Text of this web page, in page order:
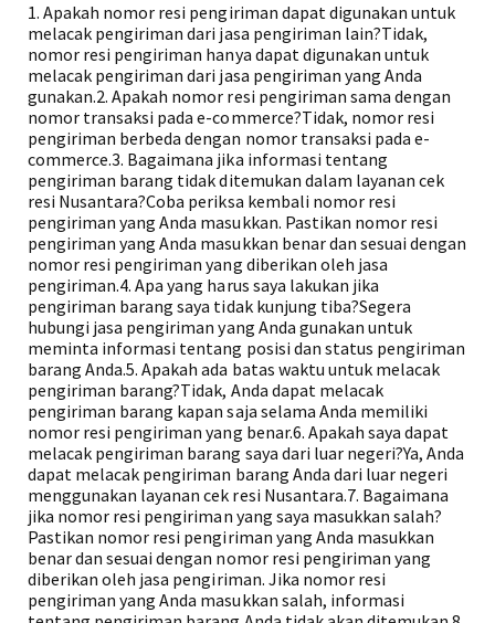
1. Apakah nomor resi pengiriman dapat digunakan untuk
melacak pengiriman dari jasa pengiriman lain?Tidak,
nomor resi pengiriman hanya dapat digunakan untuk
melacak pengiriman dari jasa pengiriman yang Anda
gunakan.2. Apakah nomor resi pengiriman sama dengan
nomor transaksi pada e-commerce?Tidak, nomor resi
pengiriman berbeda dengan nomor transaksi pada e-
commerce.3. Bagaimana jika informasi tentang
pengiriman barang tidak ditemukan dalam layanan cek
resi Nusantara?Coba periksa kembali nomor resi
pengiriman yang Anda masukkan. Pastikan nomor resi
pengiriman yang Anda masukkan benar dan sesuai dengan
nomor resi pengiriman yang diberikan oleh jasa
pengiriman.4. Apa yang harus saya lakukan jika
pengiriman barang saya tidak kunjung tiba?Segera
hubungi jasa pengiriman yang Anda gunakan untuk
meminta informasi tentang posisi dan status pengiriman
barang Anda.5. Apakah ada batas waktu untuk melacak
pengiriman barang?Tidak, Anda dapat melacak
pengiriman barang kapan saja selama Anda memiliki
nomor resi pengiriman yang benar.6. Apakah saya dapat
melacak pengiriman barang saya dari luar negeri?Ya, Anda
dapat melacak pengiriman barang Anda dari luar negeri
menggunakan layanan cek resi Nusantara.7. Bagaimana
jika nomor resi pengiriman yang saya masukkan salah?
Pastikan nomor resi pengiriman yang Anda masukkan
benar dan sesuai dengan nomor resi pengiriman yang
diberikan oleh jasa pengiriman. Jika nomor resi
pengiriman yang Anda masukkan salah, informasi